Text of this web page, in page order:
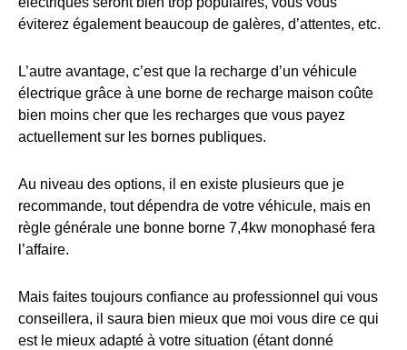
éviterez également beaucoup de galères, d’attentes, etc.
L’autre avantage, c’est que la recharge d’un véhicule
électrique grâce à une borne de recharge maison coûte
bien moins cher que les recharges que vous payez
actuellement sur les bornes publiques.
Au niveau des options, il en existe plusieurs que je
recommande, tout dépendra de votre véhicule, mais en
règle générale une bonne borne 7,4kw monophasé fera
l’affaire.
Mais faites toujours confiance au professionnel qui vous
conseillera, il saura bien mieux que moi vous dire ce qui
est le mieux adapté à votre situation (étant donné